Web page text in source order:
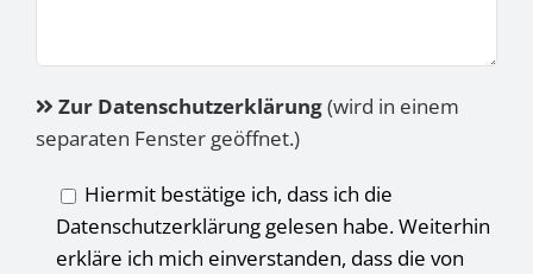
Zur Datenschutzerklärung(wird in einem
separaten Fenster geöffnet.)
Hiermit bestätige ich, dass ich die
Datenschutzerklärung gelesen habe. Weiterhin
erkläre ich mich einverstanden, dass die von